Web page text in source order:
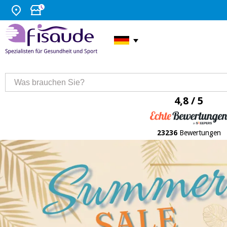
4,8 / 5
23236Bewertungen